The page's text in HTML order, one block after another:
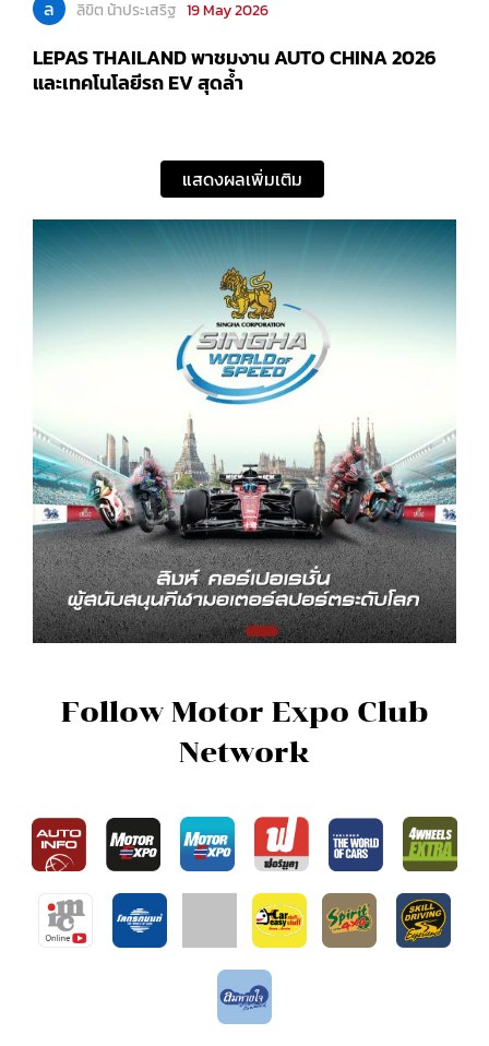
ล ลิขิต น้าประเสริฐ 19 May 2026
LEPAS THAILAND พาชมงาน AUTO CHINA 2026
และเทคโนโลยีรถ EV สุดล้ำ
แสดงผลเพิ่มเติม
Follow Motor Expo Club
Network